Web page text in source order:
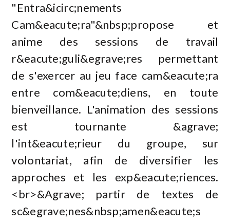
"Entra&icirc;nements
Cam&eacute;ra"&nbsp;propose et
anime des sessions de travail
r&eacute;guli&egrave;res permettant
de s'exercer au jeu face cam&eacute;ra
entre com&eacute;diens, en toute
bienveillance. L'animation des sessions
est tournante &agrave;
l'int&eacute;rieur du groupe, sur
volontariat, afin de diversifier les
approches et les exp&eacute;riences.
<br>&Agrave; partir de textes de
sc&egrave;nes&nbsp;amen&eacute;s